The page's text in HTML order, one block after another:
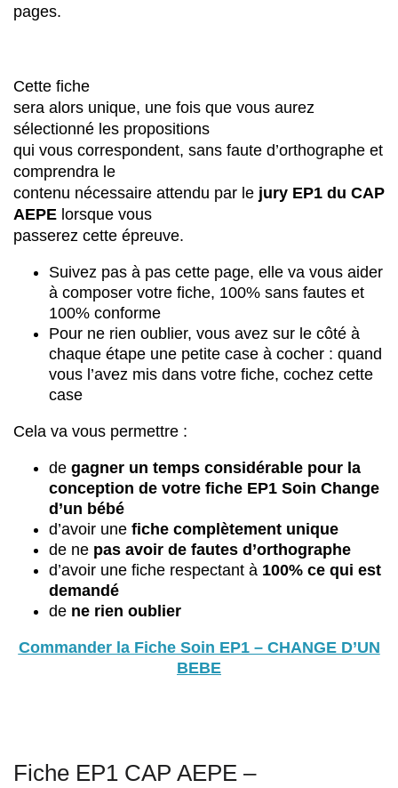
pages.
Cette fiche
sera alors unique, une fois que vous aurez
sélectionné les propositions
qui vous correspondent, sans faute d’orthographe et
comprendra le
contenu nécessaire attendu par le jury EP1 du CAP
AEPE lorsque vous
passerez cette épreuve.
Suivez pas à pas cette page, elle va vous aider
à composer votre fiche, 100% sans fautes et
100% conforme
Pour ne rien oublier, vous avez sur le côté à
chaque étape une petite case à cocher : quand
vous l’avez mis dans votre fiche, cochez cette
case
Cela va vous permettre :
de gagner un temps considérable pour la
conception de votre fiche EP1 Soin Change
d’un bébé
d’avoir une fiche complètement unique
de ne pas avoir de fautes d’orthographe
d’avoir une fiche respectant à 100% ce qui est
demandé
de ne rien oublier
Commander la Fiche Soin EP1 – CHANGE D’UN
BEBE
Fiche EP1 CAP AEPE –